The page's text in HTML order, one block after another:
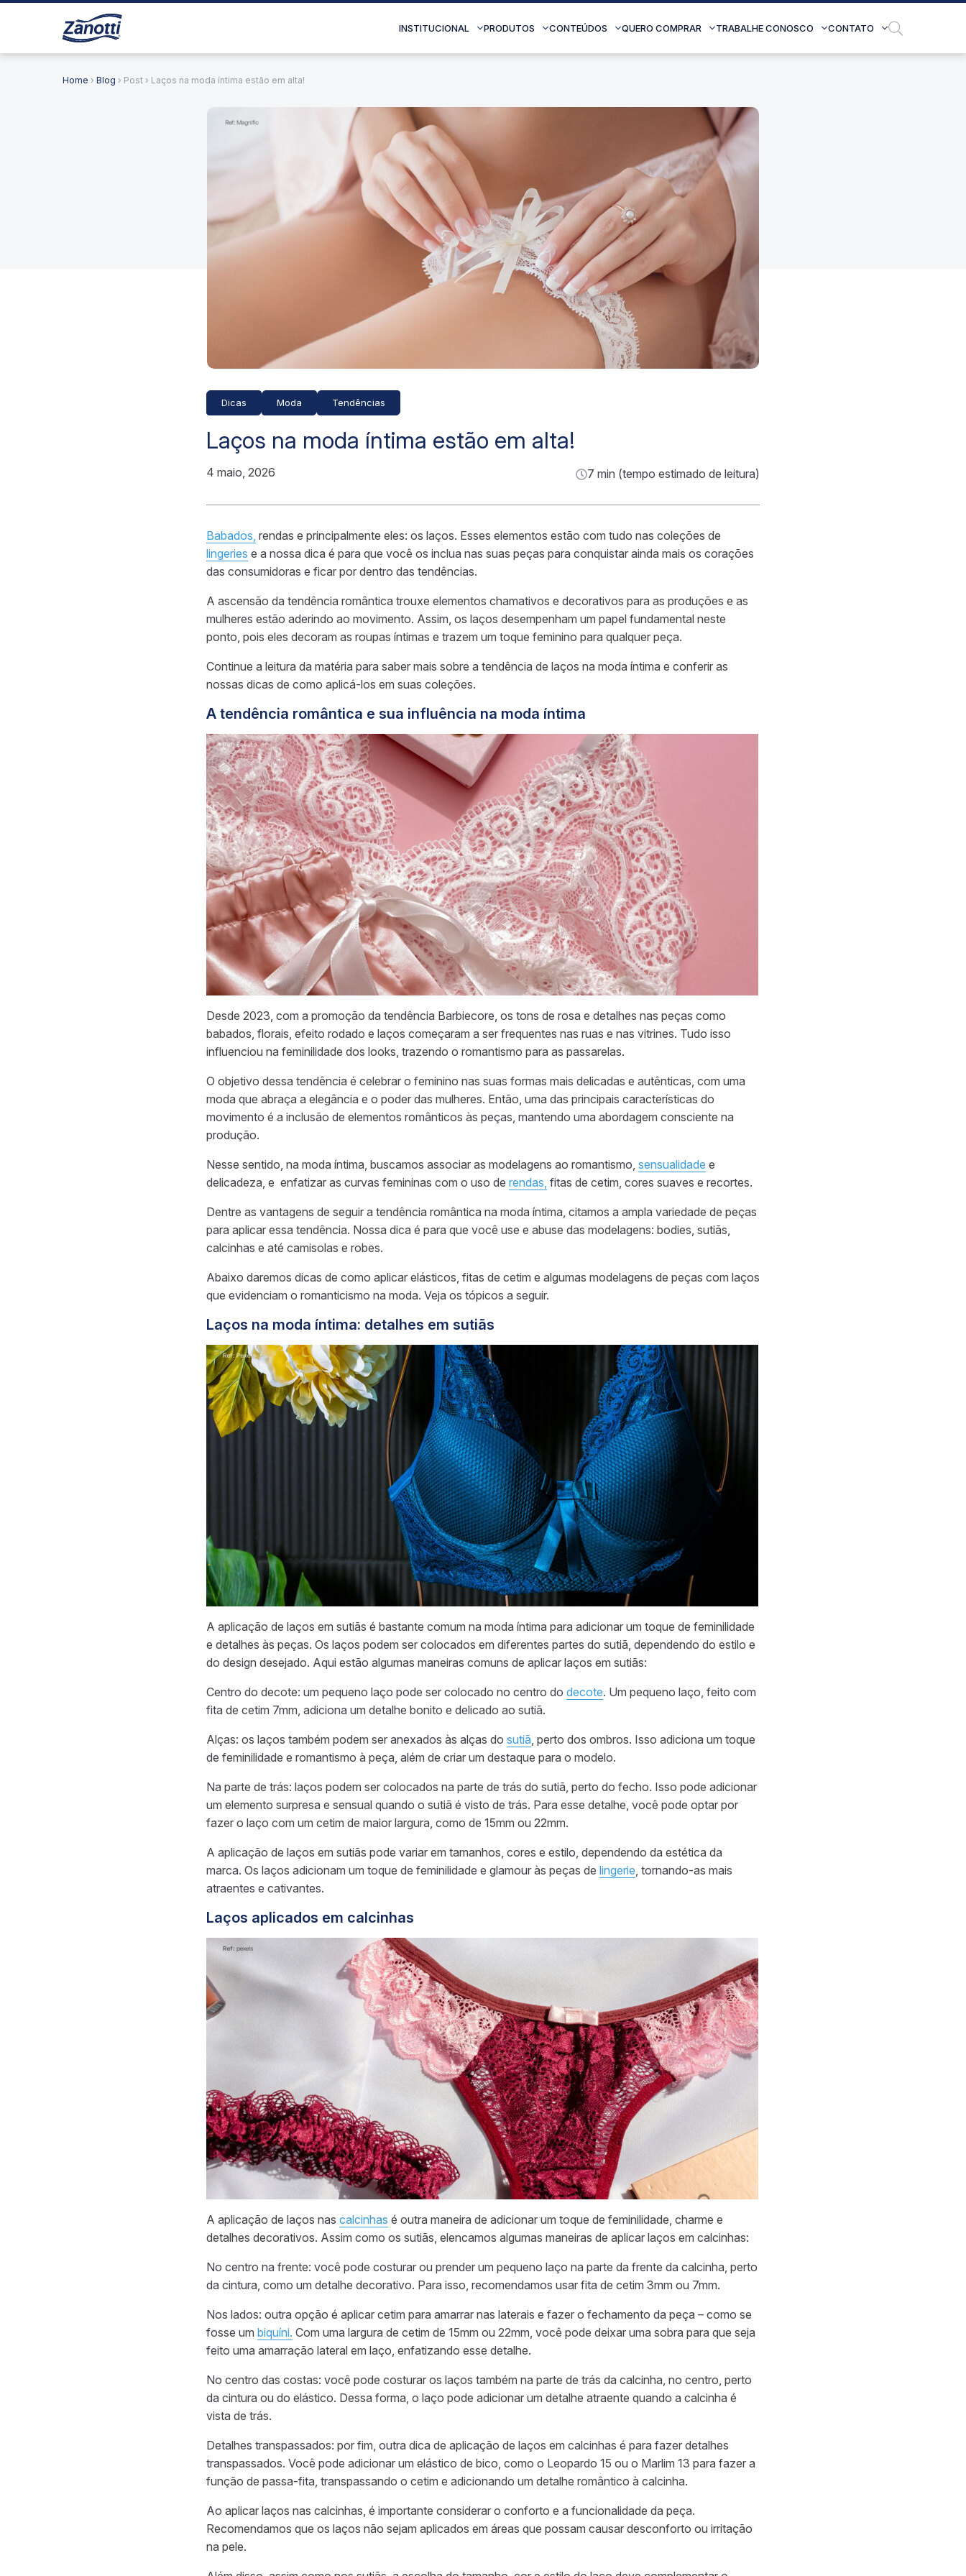
INSTITUCIONAL PRODUTOS CONTEÚDOS QUERO COMPRAR TRABALHE CONOSCO CONTATO
Home › Blog › Post › Laços na moda íntima estão em alta!
Dicas Moda Tendências
Laços na moda íntima estão em alta!
4 maio, 2026 7 min (tempo estimado de leitura)
Babados, rendas e principalmente eles: os laços. Esses elementos estão com tudo nas coleções de
lingeries e a nossa dica é para que você os inclua nas suas peças para conquistar ainda mais os corações
das consumidoras e ficar por dentro das tendências.
A ascensão da tendência romântica trouxe elementos chamativos e decorativos para as produções e as
mulheres estão aderindo ao movimento. Assim, os laços desempenham um papel fundamental neste
ponto, pois eles decoram as roupas íntimas e trazem um toque feminino para qualquer peça.
Continue a leitura da matéria para saber mais sobre a tendência de laços na moda íntima e conferir as
nossas dicas de como aplicá-los em suas coleções.
A tendência romântica e sua influência na moda íntima
Desde 2023, com a promoção da tendência Barbiecore, os tons de rosa e detalhes nas peças como
babados, florais, efeito rodado e laços começaram a ser frequentes nas ruas e nas vitrines. Tudo isso
influenciou na feminilidade dos looks, trazendo o romantismo para as passarelas.
O objetivo dessa tendência é celebrar o feminino nas suas formas mais delicadas e autênticas, com uma
moda que abraça a elegância e o poder das mulheres. Então, uma das principais características do
movimento é a inclusão de elementos românticos às peças, mantendo uma abordagem consciente na
produção.
Nesse sentido, na moda íntima, buscamos associar as modelagens ao romantismo, sensualidade e
delicadeza, e enfatizar as curvas femininas com o uso de rendas, fitas de cetim, cores suaves e recortes.
Dentre as vantagens de seguir a tendência romântica na moda íntima, citamos a ampla variedade de peças
para aplicar essa tendência. Nossa dica é para que você use e abuse das modelagens: bodies, sutiãs,
calcinhas e até camisolas e robes.
Abaixo daremos dicas de como aplicar elásticos, fitas de cetim e algumas modelagens de peças com laços
que evidenciam o romanticismo na moda. Veja os tópicos a seguir.
Laços na moda íntima: detalhes em sutiãs
A aplicação de laços em sutiãs é bastante comum na moda íntima para adicionar um toque de feminilidade
e detalhes às peças. Os laços podem ser colocados em diferentes partes do sutiã, dependendo do estilo e
do design desejado. Aqui estão algumas maneiras comuns de aplicar laços em sutiãs:
Centro do decote: um pequeno laço pode ser colocado no centro do decote. Um pequeno laço, feito com
fita de cetim 7mm, adiciona um detalhe bonito e delicado ao sutiã.
Alças: os laços também podem ser anexados às alças do sutiã, perto dos ombros. Isso adiciona um toque
de feminilidade e romantismo à peça, além de criar um destaque para o modelo.
Na parte de trás: laços podem ser colocados na parte de trás do sutiã, perto do fecho. Isso pode adicionar
um elemento surpresa e sensual quando o sutiã é visto de trás. Para esse detalhe, você pode optar por
fazer o laço com um cetim de maior largura, como de 15mm ou 22mm.
A aplicação de laços em sutiãs pode variar em tamanhos, cores e estilo, dependendo da estética da
marca. Os laços adicionam um toque de feminilidade e glamour às peças de lingerie, tornando-as mais
atraentes e cativantes.
Laços aplicados em calcinhas
A aplicação de laços nas calcinhas é outra maneira de adicionar um toque de feminilidade, charme e
detalhes decorativos. Assim como os sutiãs, elencamos algumas maneiras de aplicar laços em calcinhas:
No centro na frente: você pode costurar ou prender um pequeno laço na parte da frente da calcinha, perto
da cintura, como um detalhe decorativo. Para isso, recomendamos usar fita de cetim 3mm ou 7mm.
Nos lados: outra opção é aplicar cetim para amarrar nas laterais e fazer o fechamento da peça – como se
fosse um biquíni. Com uma largura de cetim de 15mm ou 22mm, você pode deixar uma sobra para que seja
feito uma amarração lateral em laço, enfatizando esse detalhe.
No centro das costas: você pode costurar os laços também na parte de trás da calcinha, no centro, perto
da cintura ou do elástico. Dessa forma, o laço pode adicionar um detalhe atraente quando a calcinha é
vista de trás.
Detalhes transpassados: por fim, outra dica de aplicação de laços em calcinhas é para fazer detalhes
transpassados. Você pode adicionar um elástico de bico, como o Leopardo 15 ou o Marlim 13 para fazer a
função de passa-fita, transpassando o cetim e adicionando um detalhe romântico à calcinha.
Ao aplicar laços nas calcinhas, é importante considerar o conforto e a funcionalidade da peça.
Recomendamos que os laços não sejam aplicados em áreas que possam causar desconforto ou irritação
na pele.